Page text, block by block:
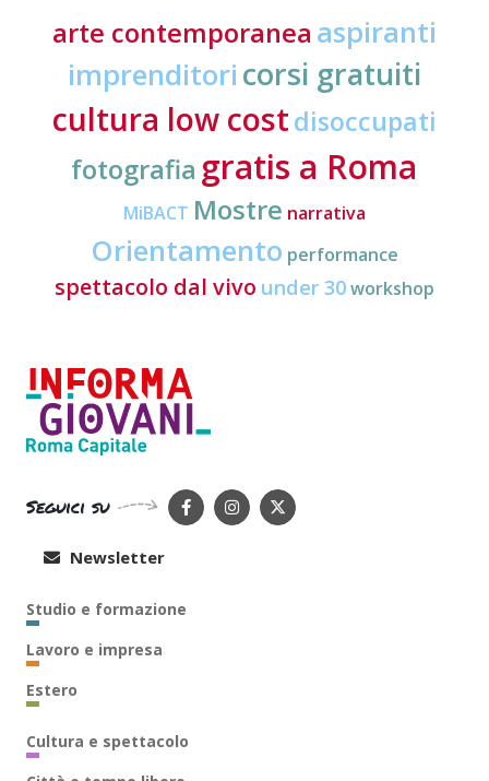
arte contemporanea aspiranti
imprenditori corsi gratuiti
cultura low costdisoccupati
fotografia gratis a Roma
MiBACT Mostre narrativa
Orientamento performance
spettacolo dal vivo under 30workshop
Seguici su
Newsletter
Studio e formazione
Lavoro e impresa
Estero
Cultura e spettacolo